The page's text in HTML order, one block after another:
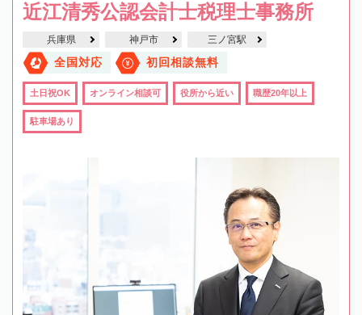
近江清秀公認会計士税理士事務所
兵庫県 神戸市 三ノ宮駅
全国対応 初回相談無料
土日祝OK オンライン相談可 役所から近い 職歴20年以上
駐車場あり